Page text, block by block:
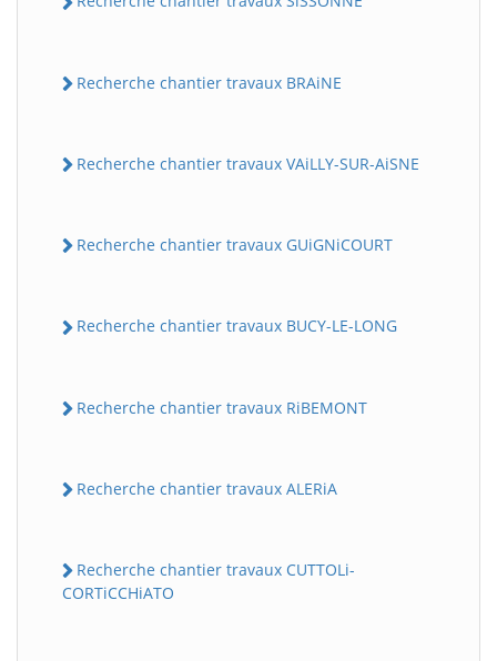
Recherche chantier travaux BRAiNE
Recherche chantier travaux VAiLLY-SUR-AiSNE
Recherche chantier travaux GUiGNiCOURT
Recherche chantier travaux BUCY-LE-LONG
Recherche chantier travaux RiBEMONT
Recherche chantier travaux ALERiA
Recherche chantier travaux CUTTOLi-
CORTiCCHiATO